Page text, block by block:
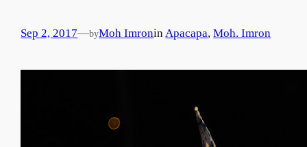
Sep 2, 2017—byMoh ImroninApacapa, Moh. Imron